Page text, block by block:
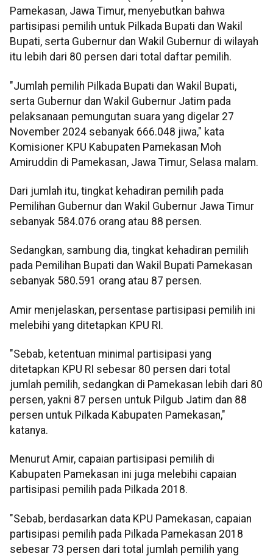
Pamekasan, Jawa Timur, menyebutkan bahwa
partisipasi pemilih untuk Pilkada Bupati dan Wakil
Bupati, serta Gubernur dan Wakil Gubernur di wilayah
itu lebih dari 80 persen dari total daftar pemilih.
"Jumlah pemilih Pilkada Bupati dan Wakil Bupati,
serta Gubernur dan Wakil Gubernur Jatim pada
pelaksanaan pemungutan suara yang digelar 27
November 2024 sebanyak 666.048 jiwa," kata
Komisioner KPU Kabupaten Pamekasan Moh
Amiruddin di Pamekasan, Jawa Timur, Selasa malam.
Dari jumlah itu, tingkat kehadiran pemilih pada
Pemilihan Gubernur dan Wakil Gubernur Jawa Timur
sebanyak 584.076 orang atau 88 persen.
Sedangkan, sambung dia, tingkat kehadiran pemilih
pada Pemilihan Bupati dan Wakil Bupati Pamekasan
sebanyak 580.591 orang atau 87 persen.
Amir menjelaskan, persentase partisipasi pemilih ini
melebihi yang ditetapkan KPU RI.
"Sebab, ketentuan minimal partisipasi yang
ditetapkan KPU RI sebesar 80 persen dari total
jumlah pemilih, sedangkan di Pamekasan lebih dari 80
persen, yakni 87 persen untuk Pilgub Jatim dan 88
persen untuk Pilkada Kabupaten Pamekasan,"
katanya.
Menurut Amir, capaian partisipasi pemilih di
Kabupaten Pamekasan ini juga melebihi capaian
partisipasi pemilih pada Pilkada 2018.
"Sebab, berdasarkan data KPU Pamekasan, capaian
partisipasi pemilih pada Pilkada Pamekasan 2018
sebesar 73 persen dari total jumlah pemilih yang